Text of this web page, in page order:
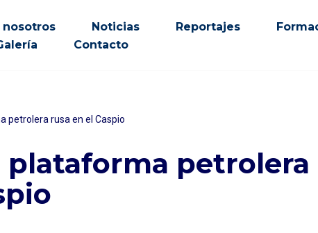
nosotros Noticias Reportajes
Contacto
petrolera rusa en el Caspio
plataforma petrolera